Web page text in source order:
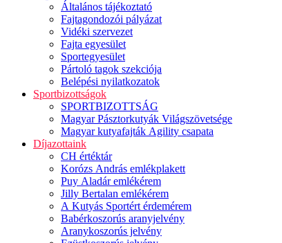
Általános tájékoztató
Fajtagondozói pályázat
Vidéki szervezet
Fajta egyesület
Sportegyesület
Pártoló tagok szekciója
Belépési nyilatkozatok
Sportbizottságok
SPORTBIZOTTSÁG
Magyar Pásztorkutyák Világszövetsége
Magyar kutyafajták Agility csapata
Díjazottaink
CH értéktár
Korózs András emlékplakett
Puy Aladár emlékérem
Jilly Bertalan emlékérem
A Kutyás Sportért érdemérem
Babérkoszorús aranyjelvény
Aranykoszorús jelvény